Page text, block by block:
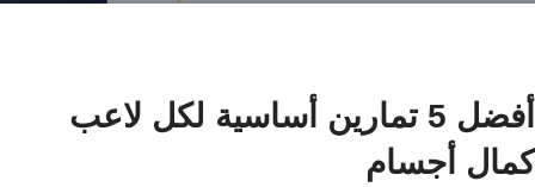
أفضل 5 تمارين أساسية لكل لاعب
كمال أجسام